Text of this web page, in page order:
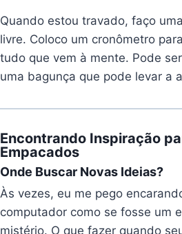
Quando estou travado, faço
livre. Coloco um cronômetro
tudo que vem à mente. Pode
uma bagunça que pode levar a
Encontrando Inspiração
Empacados
Onde Buscar Novas Ideias?
Às vezes, eu me pego
computador como se fosse um
mistério. O que fazer quando